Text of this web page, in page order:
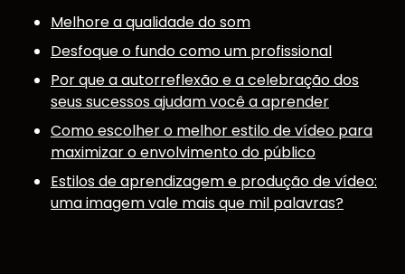
Melhore a qualidade do som
Desfoque o fundo como um profissional
Por que a autorreflexão e a celebração dos
seus sucessos ajudam você a aprender
Como escolher o melhor estilo de vídeo para
maximizar o envolvimento do público
Estilos de aprendizagem e produção de vídeo:
uma imagem vale mais que mil palavras?